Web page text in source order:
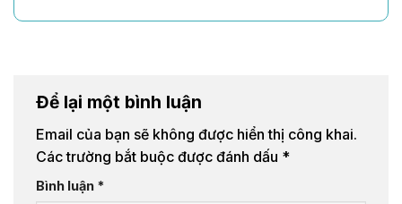
Để lại một bình luận
Email của bạn sẽ không được hiển thị công khai.
Các trường bắt buộc được đánh dấu *
Bình luận *